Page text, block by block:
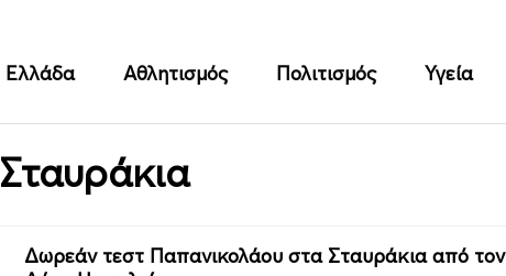
Ελλάδα Αθλητισμός Πολιτισμός Υγεία
Σταυράκια
Δωρεάν τεστ Παπανικολάου στα Σταυράκια από τον